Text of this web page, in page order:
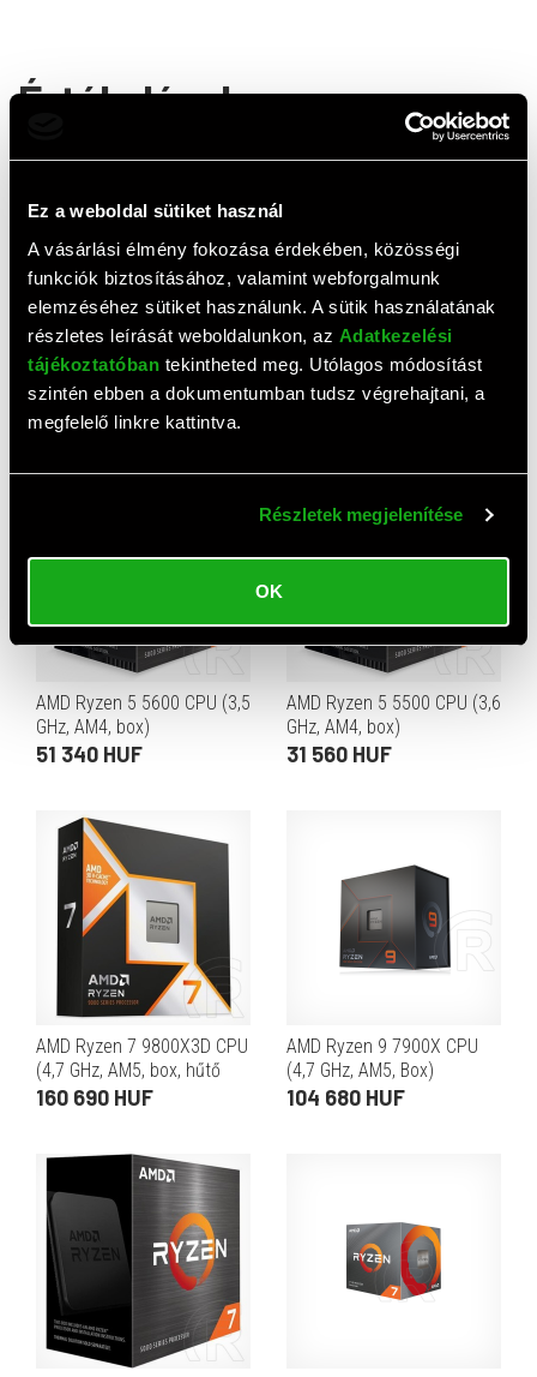
Ez a weboldal sütiket használ
A vásárlási élmény fokozása érdekében, közösségi
funkciók biztosításához, valamint webforgalmunk
elemzéséhez sütiket használunk. A sütik használatának
részletes leírását weboldalunkon, az Adatkezelési
tájékoztatóban tekintheted meg. Utólagos módosítást
szintén ebben a dokumentumban tudsz végrehajtani, a
megfelelő linkre kattintva.
Részletek megjelenítése
OK
Értékelések
Ehhez a termékhez még nem érkezett értékelés. Legyél te
az első!
Top termékek
AMD Ryzen 5 5600 CPU (3,5
GHz, AM4, box)
51 340 HUF
AMD Ryzen 5 5500 CPU (3,6
GHz, AM4, box)
31 560 HUF
AMD Ryzen 7 9800X3D CPU
(4,7 GHz, AM5, box, hűtő
nélkül)
160 690 HUF
AMD Ryzen 9 7900X CPU
(4,7 GHz, AM5, Box)
104 680 HUF